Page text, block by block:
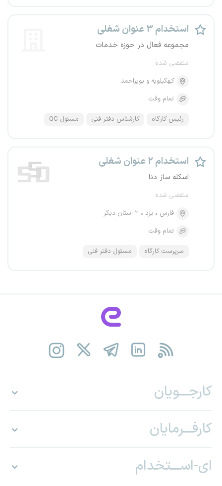
استخدام ۳ عنوان شغلی
مجموعه فعال در حوزه خدمات
منقضی شده
کهگیلویه و بویراحمد
تمام وقت
رئیس کارگاه کارشناس دفتر فنی مسئول QC
استخدام ۲ عنوان شغلی
اسکله ساز دنا
منقضی شده
فارس
یزد
۲ استان دیگر
تمام وقت
سرپرست کارگاه مسئول دفتر فنی
کارجـــویان
کارفـــرمایان
ای-اســـتخدام